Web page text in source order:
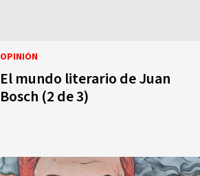
OPINIÓN
El mundo literario de Juan
Bosch (2 de 3)